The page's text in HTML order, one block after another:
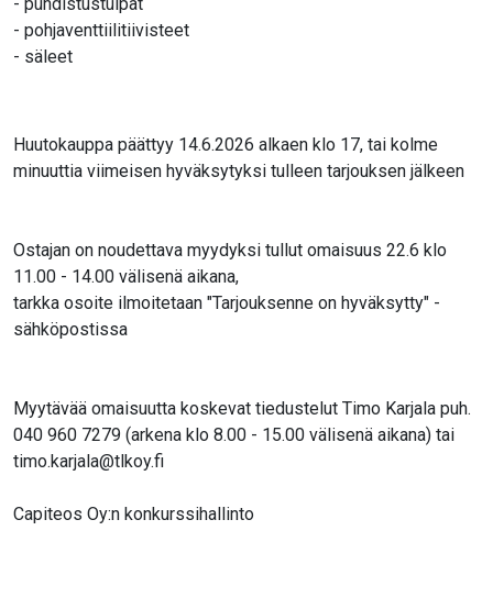
- pohjaventtiilitiivisteet
- säleet
Huutokauppa päättyy 14.6.2026 alkaen klo 17, tai kolme
minuuttia viimeisen hyväksytyksi tulleen tarjouksen jälkeen
Ostajan on noudettava myydyksi tullut omaisuus 22.6 klo
11.00 - 14.00 välisenä aikana,
tarkka osoite ilmoitetaan "Tarjouksenne on hyväksytty" -
sähköpostissa
Myytävää omaisuutta koskevat tiedustelut Timo Karjala puh.
040 960 7279 (arkena klo 8.00 - 15.00 välisenä aikana) tai
timo.karjala@tlkoy.fi
Capiteos Oy:n konkurssihallinto